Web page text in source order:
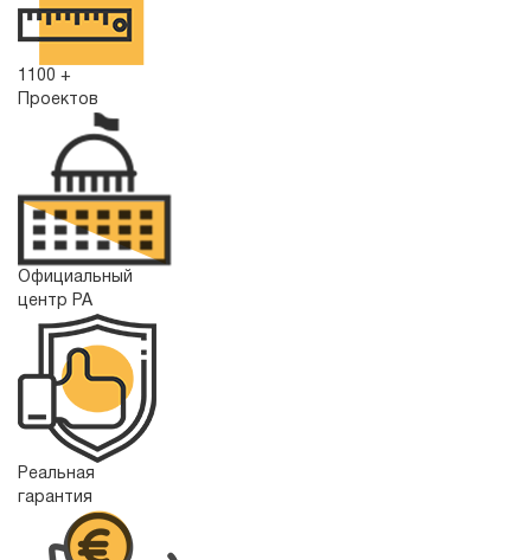
1100 +
Проектов
Официальный
центр РА
Реальная
гарантия